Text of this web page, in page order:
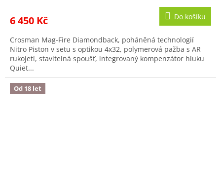
6 450 Kč Do košíku
Crosman Mag-Fire Diamondback, poháněná technologií
Nitro Piston v setu s optikou 4x32, polymerová pažba s AR
rukojetí, stavitelná spoušť, integrovaný kompenzátor hluku
Quiet...
Od 18 let